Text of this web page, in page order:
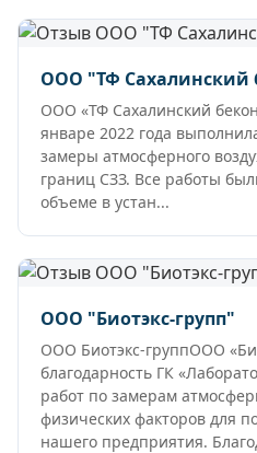
ООО "ТФ Сахалинский
ООО «ТФ Сахалинский
январе 2022 года
замеры атмосферного
границ СЗЗ. Все работы
объеме в устан...
ООО "Биотэкс-групп"
ООО Биотэкс-группООО
благодарность ГК
работ по замерам
физических факторов для
нашего предприятия.